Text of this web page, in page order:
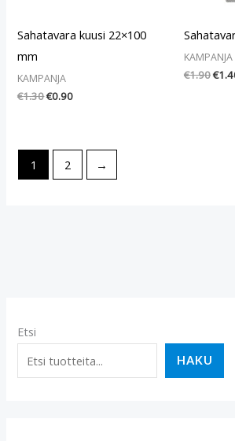
Etsi
HAKU
Sahatavara kuusi 22×100
mm
KAMPANJA
€1.30€0.90
KAMPANJA
€1.90€
1 2 →